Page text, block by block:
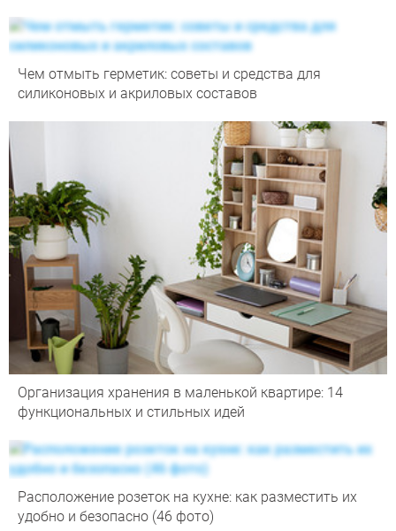
Чем отмыть герметик: советы и средства для
силиконовых и акриловых составов
Организация хранения в маленькой квартире: 14
функциональных и стильных идей
Расположение розеток на кухне: как разместить их
удобно и безопасно (46 фото)